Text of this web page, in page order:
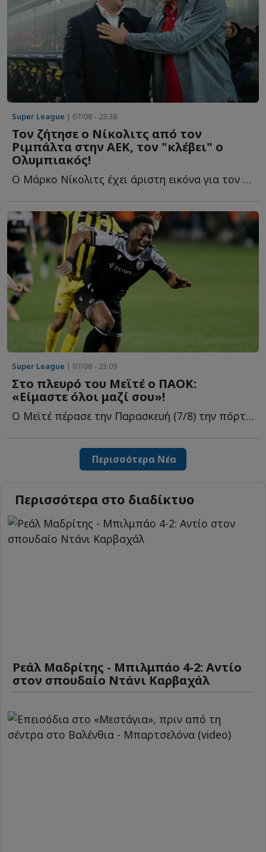
Super League | 07/08 - 23:38
Τον ζήτησε ο Νίκολιτς από τον
Ριμπάλτα στην ΑΕΚ, τον "κλέβει" ο
Ολυμπιακός!
Ο Μάρκο Νίκολιτς έχει άριστη εικόνα για τον παίκτη κ...
Super League | 07/08 - 23:09
Στο πλευρό του Μεϊτέ ο ΠΑΟΚ:
«Είμαστε όλοι μαζί σου»!
Ο Μεϊτέ πέρασε την Παρασκευή (7/8) την πόρτα του χειρουργείου γ...
Περισσότερα Νέα
Περισσότερα στο διαδίκτυο
Ρεάλ Μαδρίτης - Μπιλμπάο 4-2: Αντίο
στον σπουδαίο Ντάνι Καρβαχάλ